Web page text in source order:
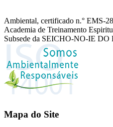
Ambiental, certificado n.° EMS-
Academia de Treinamento
Subsede da SEICHO-NO-IE
Mapa do Site